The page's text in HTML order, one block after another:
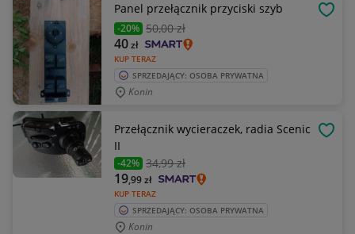
Panel przełącznik przyciski szyb
-20% 50,00 zł
KUP TERAZ
40zł
SPRZEDAJĄCY: OSOBA PRYWATNA
Konin
Przełącznik wycieraczek, radia Scenic
II
-42% 34,99 zł
KUP TERAZ
19,99zł
SPRZEDAJĄCY: OSOBA PRYWATNA
Konin